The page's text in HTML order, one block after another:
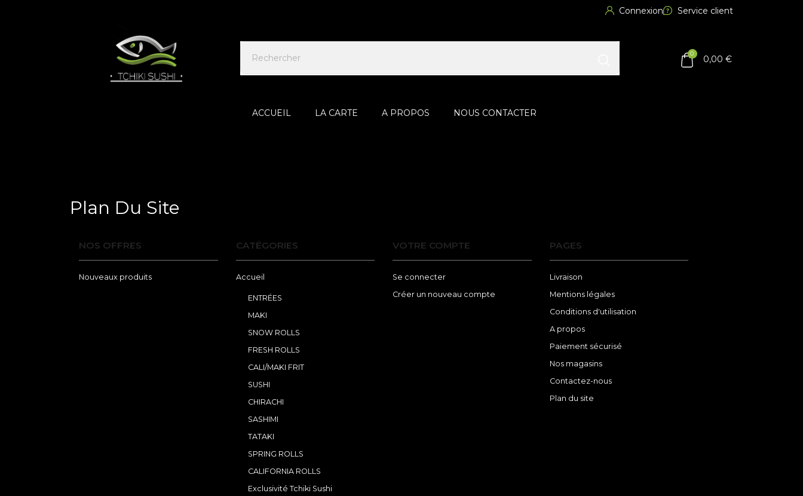
Connexion Service client
0
0,00 €
ACCUEIL LA CARTE A PROPOS NOUS CONTACTER
Plan Du Site
NOS OFFRES
Nouveaux produits
CATÉGORIES
Accueil
ENTRÉES
MAKI
SNOW ROLLS
FRESH ROLLS
CALI/MAKI FRIT
SUSHI
CHIRACHI
SASHIMI
TATAKI
SPRING ROLLS
CALIFORNIA ROLLS
Exclusivité Tchiki Sushi
VOTRE COMPTE
Se connecter
Créer un nouveau compte
PAGES
Livraison
Mentions légales
Conditions d'utilisation
A propos
Paiement sécurisé
Nos magasins
Contactez-nous
Plan du site